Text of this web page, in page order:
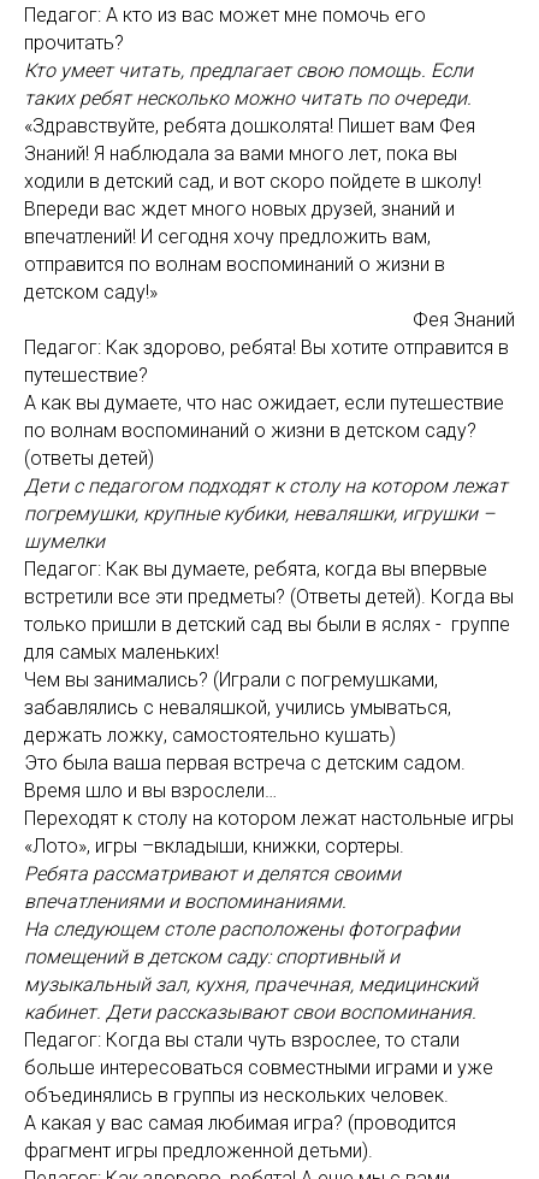
Педагог: А кто из вас может мне помочь его
прочитать?
Кто умеет читать, предлагает свою помощь. Если
таких ребят несколько можно читать по очереди.
«Здравствуйте, ребята дошколята! Пишет вам Фея
Знаний! Я наблюдала за вами много лет, пока вы
ходили в детский сад, и вот скоро пойдете в школу!
Впереди вас ждет много новых друзей, знаний и
впечатлений! И сегодня хочу предложить вам,
отправится по волнам воспоминаний о жизни в
детском саду!»
Фея Знаний
Педагог: Как здорово, ребята! Вы хотите отправится в
путешествие?
А как вы думаете, что нас ожидает, если путешествие
по волнам воспоминаний о жизни в детском саду?
(ответы детей)
Дети с педагогом подходят к столу на котором лежат
погремушки, крупные кубики, неваляшки, игрушки –
шумелки
Педагог: Как вы думаете, ребята, когда вы впервые
встретили все эти предметы? (Ответы детей). Когда вы
только пришли в детский сад вы были в яслях - группе
для самых маленьких!
Чем вы занимались? (Играли с погремушками,
забавлялись с неваляшкой, учились умываться,
держать ложку, самостоятельно кушать)
Это была ваша первая встреча с детским садом.
Время шло и вы взрослели…
Переходят к столу на котором лежат настольные игры
«Лото», игры –вкладыши, книжки, сортеры.
Ребята рассматривают и делятся своими
впечатлениями и воспоминаниями.
На следующем столе расположены фотографии
помещений в детском саду: спортивный и
музыкальный зал, кухня, прачечная, медицинский
кабинет. Дети рассказывают свои воспоминания.
Педагог: Когда вы стали чуть взрослее, то стали
больше интересоваться совместными играми и уже
объединялись в группы из нескольких человек.
А какая у вас самая любимая игра? (проводится
фрагмент игры предложенной детьми).